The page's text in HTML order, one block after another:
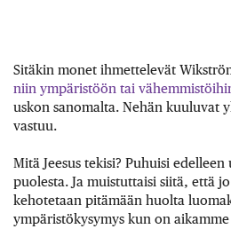
Sitäkin monet ihmettelevät
niin ympäristöön tai
uskon sanomalta. Nehän kuuluvat
vastuu.
Mitä Jeesus tekisi? Puhuisi
puolesta. Ja muistuttaisi siitä, että
kehotetaan pitämään huolta
ympäristökysymys kun on